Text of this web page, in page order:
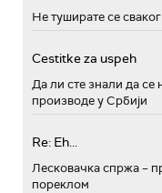
Не туширате се
Cestitke za uspeh
Да ли сте знали да
производе у Србији
Re: Eh...
Лесковачка спржа –
пореклом